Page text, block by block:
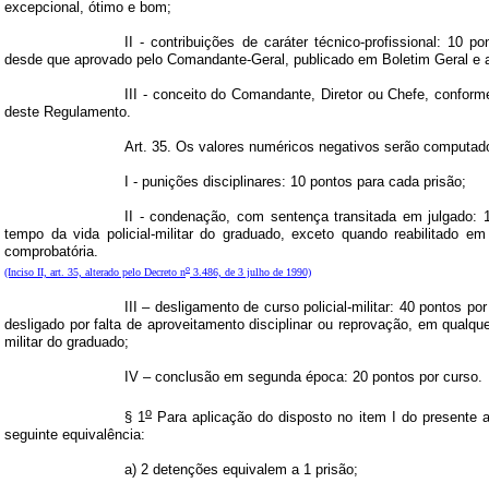
excepcional, ótimo e bom;
II - contribuições de caráter técnico-profissional: 10
desde que aprovado pelo Comandante-Geral, publicado em Boletim Geral e
III - conceito do Comandante, Diretor ou Chefe,
deste Regulamento.
Art. 35. Os valores numéricos negativos serão
I - punições disciplinares: 10 pontos para cada prisão;
II - condenação, com sentença transitada em julgado:
tempo da vida policial-militar do graduado, exceto quando reabilitado
comprobatória.
(Inciso II, art. 35, alterado pelo Decreto no 3.486, de 3 julho de 1990)
III – desligamento de curso policial-militar: 40 pontos
desligado por falta de aproveitamento disciplinar ou reprovação, em
militar do graduado;
IV – conclusão em segunda época: 20 pontos por curso.
§ 1o Para aplicação do disposto no item I do presente
seguinte equivalência:
a) 2 detenções equivalem a 1 prisão;